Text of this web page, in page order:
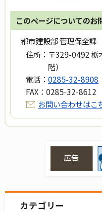
このページについてのお
都市建設部 管理保全課
住所： 〒329-0492 栃
階）
電話： 0285-32-8908
FAX： 0285-32-8612
お問い合わせはこ
広告
カテゴリー